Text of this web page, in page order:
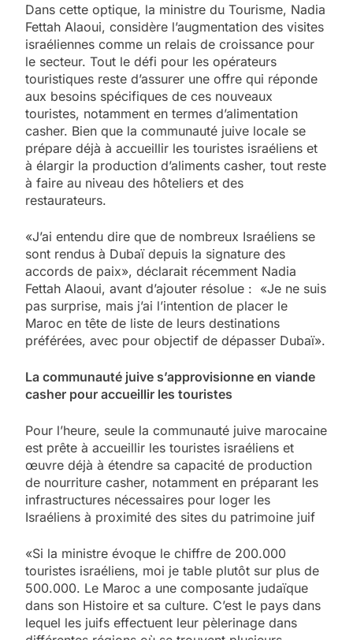
Dans cette optique, la ministre du Tourisme, Nadia
Fettah Alaoui, considère l’augmentation des visites
israéliennes comme un relais de croissance pour
le secteur. Tout le défi pour les opérateurs
touristiques reste d’assurer une offre qui réponde
aux besoins spécifiques de ces nouveaux
touristes, notamment en termes d’alimentation
casher. Bien que la communauté juive locale se
prépare déjà à accueillir les touristes israéliens et
à élargir la production d’aliments casher, tout reste
à faire au niveau des hôteliers et des
restaurateurs.
«J’ai entendu dire que de nombreux Israéliens se
sont rendus à Dubaï depuis la signature des
accords de paix», déclarait récemment Nadia
Fettah Alaoui, avant d’ajouter résolue : «Je ne suis
pas surprise, mais j’ai l’intention de placer le
Maroc en tête de liste de leurs destinations
préférées, avec pour objectif de dépasser Dubaï».
La communauté juive s’approvisionne en viande
casher pour accueillir les touristes
Pour l’heure, seule la communauté juive marocaine
est prête à accueillir les touristes israéliens et
œuvre déjà à étendre sa capacité de production
de nourriture casher, notamment en préparant les
infrastructures nécessaires pour loger les
Israéliens à proximité des sites du patrimoine juif
«Si la ministre évoque le chiffre de 200.000
touristes israéliens, moi je table plutôt sur plus de
500.000. Le Maroc a une composante judaïque
dans son Histoire et sa culture. C’est le pays dans
lequel les juifs effectuent leur pèlerinage dans